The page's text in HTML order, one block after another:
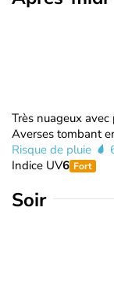
Très nuageux
Averses tombant
Risque de pluie
Indice UV6 Fort
Soir